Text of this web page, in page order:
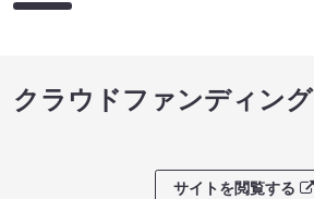
クラウドファンディング
サイトを閲覧する